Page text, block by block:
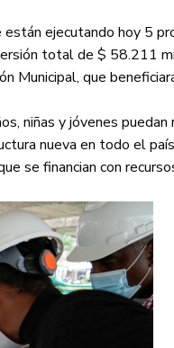
ejecutando hoy 5
total de $ 58.211
Municipal, que
niñas y jóvenes puedan
nueva en todo el
se financian con